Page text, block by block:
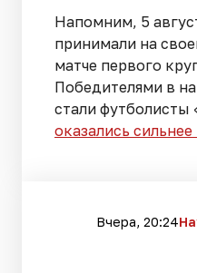
Напомним, 5
принимали на
матче первого
Победителями в
стали футболисты
оказались
Вчера, 20:24